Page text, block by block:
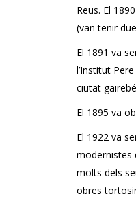
Reus. El
(van tenir
El 1891 va
l’Institut
ciutat
El 1895 va
El 1922 va
modernistes
molts dels
obres